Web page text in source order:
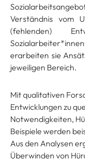
Verständnis vom
(fehlenden)
erarbeiten sie
jeweiligen Bereich.
Mit qualitativen
Entwicklungen zu
Notwendigkeiten,
Beispiele werden
Aus den Analysen
Überwinden von